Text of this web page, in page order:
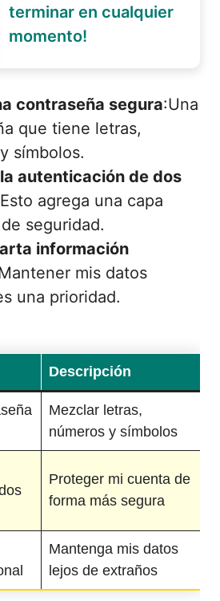
terminar en cualquier
momento!
contraseña segura:Una
que tiene letras,
símbolos.
autenticación de dos
agrega una capa
seguridad.
información
mis datos
una prioridad.
Descripción
Mezclar letras,
números y símbolos
Proteger mi cuenta de
forma más segura
Mantenga mis datos
lejos de extraños